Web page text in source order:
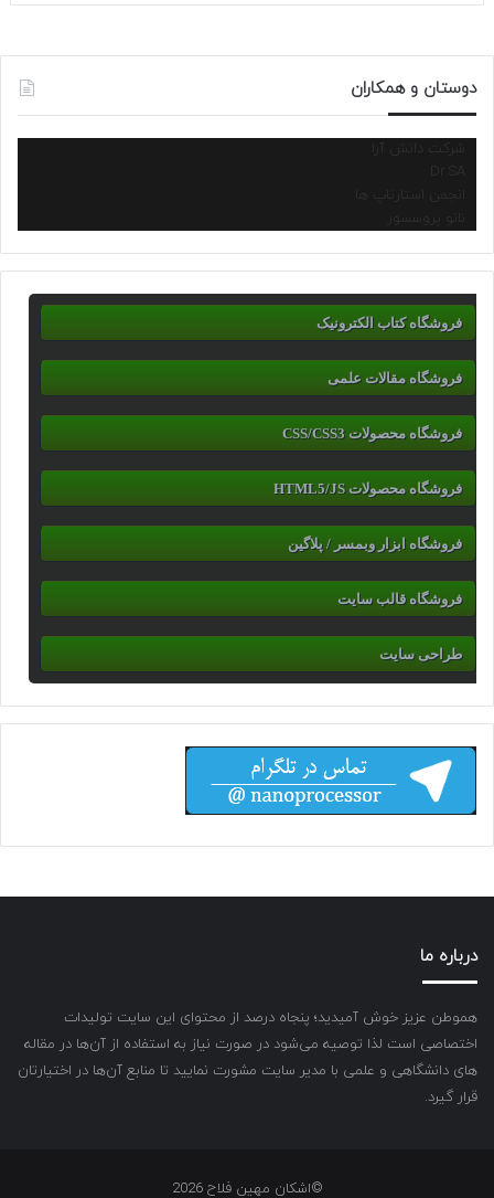
دوستان و همکاران
شرکت دانش آرا
انجمن استارتاپ ها
نانو پروسسور
فروشگاه کتاب الکترونیک
فروشگاه مقالات علمی
فروشگاه محصولات CSS/CSS3
فروشگاه محصولات HTML5/JS
فروشگاه ابزار وبمسر / پلاگین
فروشگاه قالب سایت
طراحی سایت
درباره ما
هموطن عزیز خوش آمیدید؛ پنجاه درصد از محتوای این سایت تولیدات
اختصاصی است لذا توصیه می‌شود در صورت نیاز به استفاده از آن‌ها در مقاله
های دانشگاهی و علمی با مدیر سایت مشورت نمایید تا منابع آن‌ها در اختیارتان
قرار گیرد.
©اشکان مهین فلاح 2026